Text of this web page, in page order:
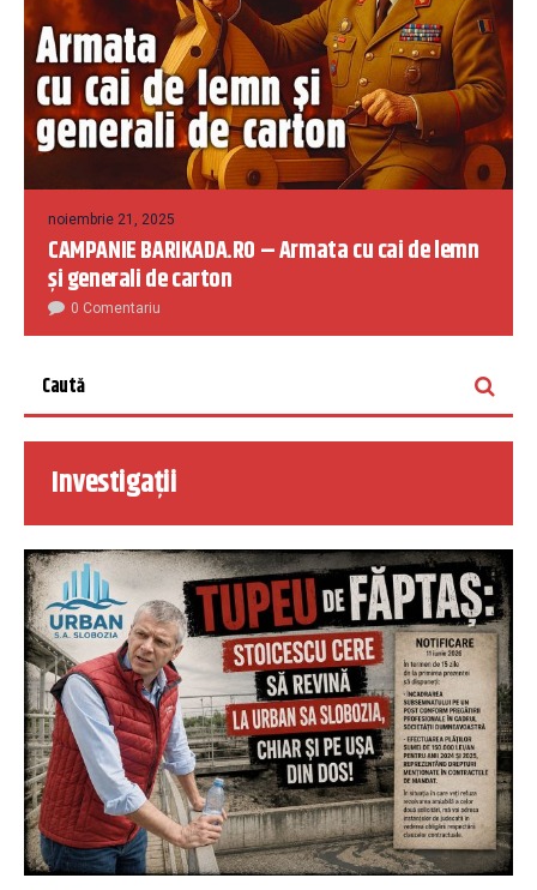
noiembrie 21, 2025
CAMPANIE BARIKADA.RO – Armata cu cai de lemn
și generali de carton
0 Comentariu
Investigații